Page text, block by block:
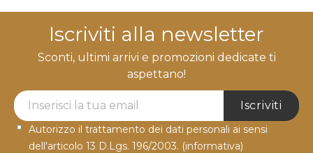
Iscriviti alla newsletter
Sconti, ultimi arrivi e promozioni dedicate ti
aspettano!
Newsletter Label
Iscriviti
Autorizzo il trattamento dei dati personali ai sensi
dell'articolo 13 D.Lgs. 196/2003. (informativa)